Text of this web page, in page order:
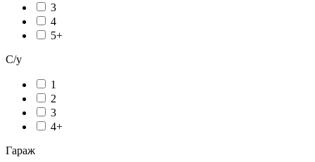
3
4
5+
С/у
1
2
3
4+
Гараж